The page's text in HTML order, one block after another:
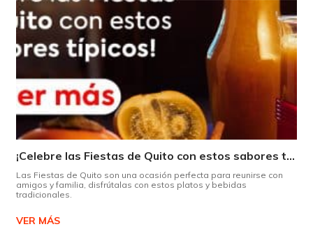
¡Celebre las Fiestas de Quito con estos sabores típicos!
Las Fiestas de Quito son una ocasión perfecta para reunirse con
amigos y familia, disfrútalas con estos platos y bebidas
tradicionales.
VER MÁS